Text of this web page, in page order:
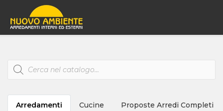
Products
search
Arredamenti Cucine Proposte Arredi Completi